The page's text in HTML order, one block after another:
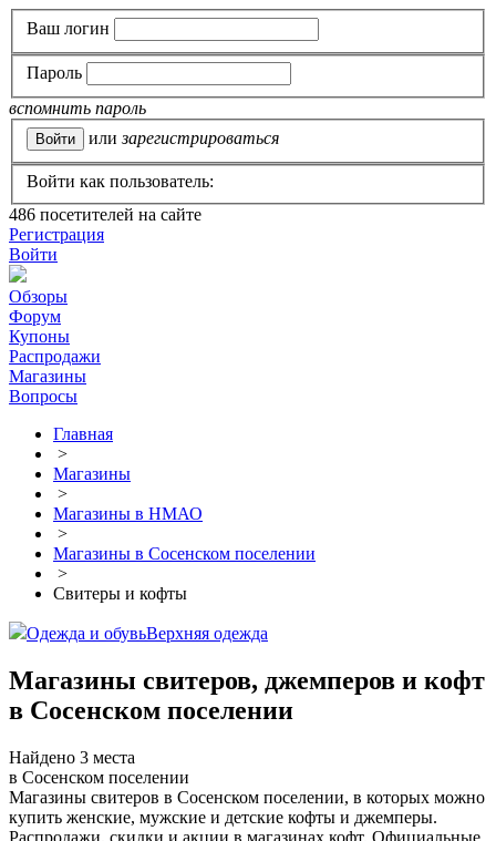
Ваш логин
Пароль
вспомнить пароль
или зарегистрироваться
Войти как пользователь:
486 посетителей на сайте
Регистрация
Войти
Обзоры
Форум
Купоны
Распродажи
Магазины
Вопросы
Главная
>
Магазины
>
Магазины в НМАО
>
Магазины в Сосенском поселении
>
Свитеры и кофты
Одежда и обувьВерхняя одежда
Магазины свитеров, джемперов и кофт
в Сосенском поселении
Найдено 3 места
в Сосенском поселении
Магазины свитеров в Сосенском поселении, в которых можно
купить женские, мужские и детские кофты и джемперы.